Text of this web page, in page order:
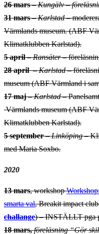
26 mars–Kungälv –
31 mars–Karlstad–
Värmlands museum. (ABF
Klimatklubben Karlstad).
5 april–Ransäter–
28 april–Karlstad–
museum (ABF Värmland i
17 maj–Karlstad–
Värmlands museum (ABF
Klimatklubben Karlstad).
5 september–Linköping–
med Maria Soxbo.
2020
13 mars, workshop
smarta val, Breakit impact
challange) – INSTÄLLT pga
18 mars, föreläsning “Gör